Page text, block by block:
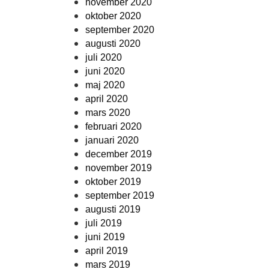
november 2020
oktober 2020
september 2020
augusti 2020
juli 2020
juni 2020
maj 2020
april 2020
mars 2020
februari 2020
januari 2020
december 2019
november 2019
oktober 2019
september 2019
augusti 2019
juli 2019
juni 2019
april 2019
mars 2019